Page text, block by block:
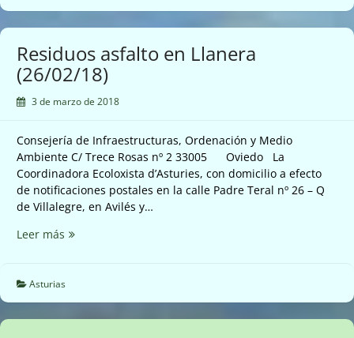
Residuos asfalto en Llanera
(26/02/18)
3 de marzo de 2018
Consejería de Infraestructuras, Ordenación y Medio
Ambiente C/ Trece Rosas nº 2 33005 Oviedo La
Coordinadora Ecoloxista d’Asturies, con domicilio a efecto
de notificaciones postales en la calle Padre Teral nº 26 – Q
de Villalegre, en Avilés y…
Leer más Residuos
Llanera
(26/02/18)
Asturias